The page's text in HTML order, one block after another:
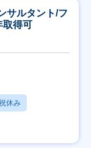
サルタント/フ
取得可
休み